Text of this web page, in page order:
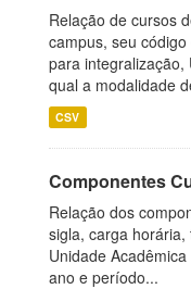
Relação de cursos
campus, seu
para integralização,
qual a modalidade
CSV
Componentes
Relação dos
sigla, carga
Unidade
ano e período...